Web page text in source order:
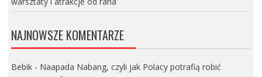
NAJNOWSZE KOMENTARZE
Bebik- Naapada Nabang, czyli jak Polacy potrafią robić